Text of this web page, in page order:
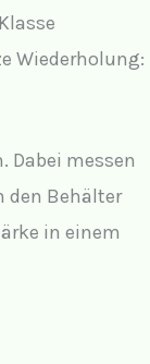
Wiederholung:
Dabei messen
den Behälter
in einem